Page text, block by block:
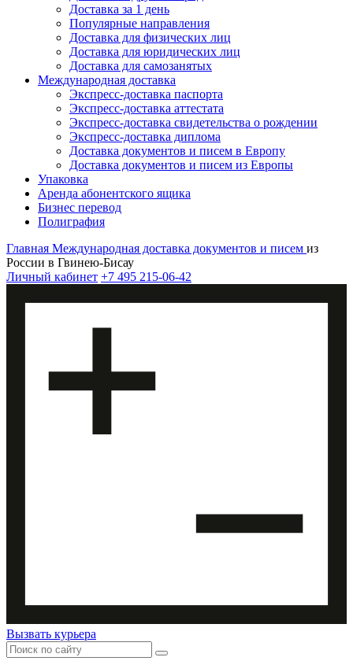
Доставка за 1 день
Популярные направления
Доставка для физических лиц
Доставка для юридических лиц
Доставка для самозанятых
Международная доставка
Экспресс-доставка паспорта
Экспресс-доставка аттестата
Экспресс-доставка свидетельства о рождении
Экспресс-доставка диплома
Доставка документов и писем в Европу
Доставка документов и писем из Европы
Упаковка
Аренда абонентского ящика
Бизнес перевод
Полиграфия
Главная Международная доставка документов и писем из
России в Гвинею-Бисау
Личный кабинет +7 495 215-06-42
Вызвать курьера